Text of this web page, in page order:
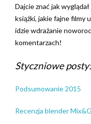
Dajcie znać jak
książki, jakie fajne filmy
idzie wdrażanie
komentarzach!
Styczniowe posty:
Podsumowanie 2015
Recenzja blender